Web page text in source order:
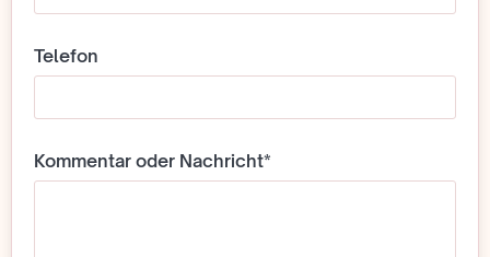
Telefon
Kommentar oder Nachricht*